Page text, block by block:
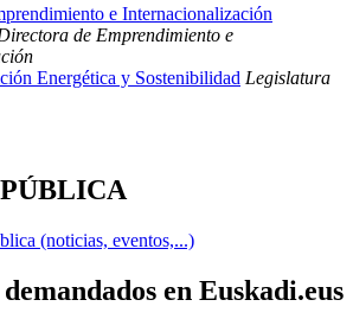
e Internacionalización
de Emprendimiento e
Energética y Sostenibilidad Legislatura
(noticias, eventos,...)
en Euskadi.eus